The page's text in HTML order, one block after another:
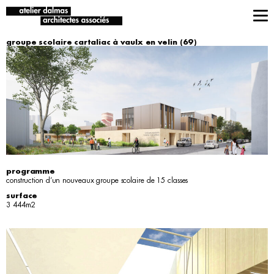
groupe scolaire cartaliac à vaulx en velin (69)
programme
construction d’un nouveaux groupe scolaire de 15 classes
surface
3 444m2